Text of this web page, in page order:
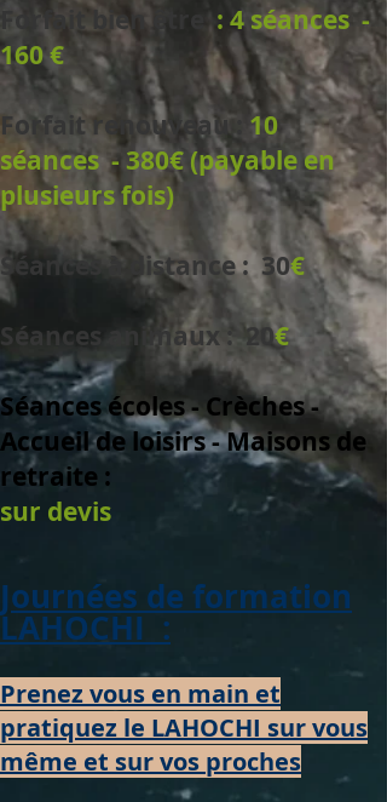
Forfait bien être: 4 séances -
160€
Forfait renouveau: 10
séances - 380€ (payable en
plusieurs fois)
Séances à distance: 30€
Séances animaux : 20€
Séances écoles - Crèches -
Accueil de loisirs - Maisons de
retraite :
sur devis
Journées de formation
LAHOCHI :
Prenez vous en main et
pratiquez le LAHOCHI sur vous
même et sur vos proches